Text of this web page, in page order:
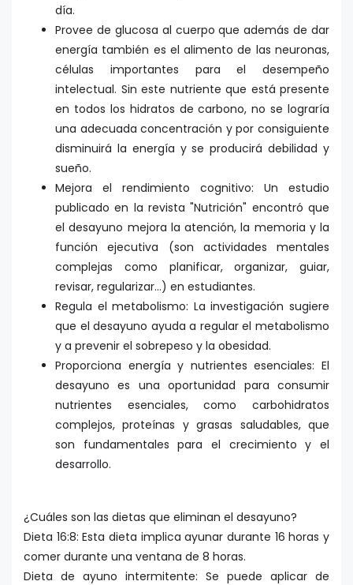
día.
Provee de glucosa al cuerpo que además de dar
energía también es el alimento de las neuronas,
células importantes para el desempeño
intelectual. Sin este nutriente que está presente
en todos los hidratos de carbono, no se lograría
una adecuada concentración y por consiguiente
disminuirá la energía y se producirá debilidad y
sueño.
Mejora el rendimiento cognitivo: Un estudio
publicado en la revista "Nutrición" encontró que
el desayuno mejora la atención, la memoria y la
función ejecutiva (son actividades mentales
complejas como planificar, organizar, guiar,
revisar, regularizar…) en estudiantes.
Regula el metabolismo: La investigación sugiere
que el desayuno ayuda a regular el metabolismo
y a prevenir el sobrepeso y la obesidad.
Proporciona energía y nutrientes esenciales: El
desayuno es una oportunidad para consumir
nutrientes esenciales, como carbohidratos
complejos, proteínas y grasas saludables, que
son fundamentales para el crecimiento y el
desarrollo.
¿Cuáles son las dietas que eliminan el desayuno?
Dieta 16:8: Esta dieta implica ayunar durante 16 horas y
comer durante una ventana de 8 horas.
Dieta de ayuno intermitente: Se puede aplicar de